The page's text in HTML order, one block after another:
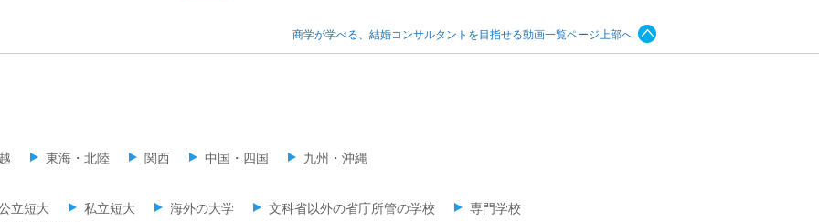
商学が学べる、結婚コンサルタントを目指せる動画一覧ページ上部へ
東海・北陸 関西 中国・四国 九州・沖縄
立短大 私立短大 海外の大学 文科省以外の省庁所管の学校
専門学校